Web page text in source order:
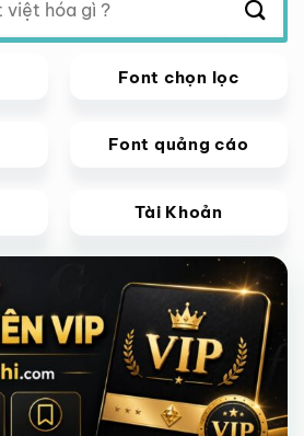
Font chọn lọc
Font quảng cáo
Tài Khoản